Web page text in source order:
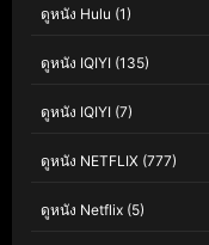
ดูหนัง Hulu (1)
ดูหนัง IQIYI (135)
ดูหนัง IQIYI (7)
ดูหนัง NETFLIX (777)
ดูหนัง Netflix (5)